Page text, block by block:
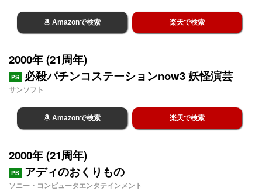
Amazonで検索 楽天で検索
2000年 (21周年)
PS 必殺パチンコステーションnow3 妖怪演芸
サンソフト
Amazonで検索 楽天で検索
2000年 (21周年)
PS アディのおくりもの
ソニー・コンピュータエンタテインメント